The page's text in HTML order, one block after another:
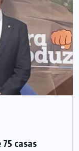
casas